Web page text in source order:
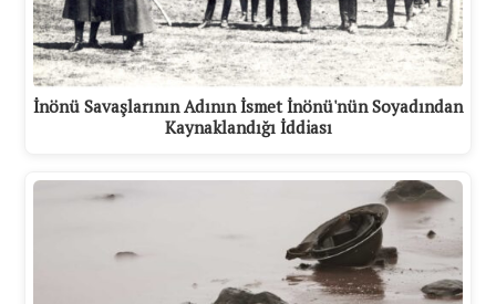
İnönü Savaşlarının Adının İsmet İnönü'nün Soyadından
Kaynaklandığı İddiası